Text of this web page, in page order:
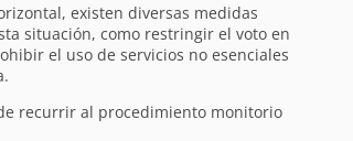
existen diversas medidas
situación, como restringir el voto en
el uso de servicios no esenciales
recurrir al procedimiento monitorio